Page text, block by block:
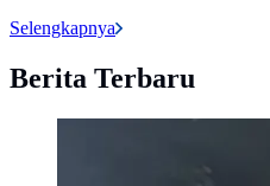
Selengkapnya
Berita Terbaru